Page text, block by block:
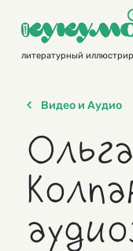
contentлитературный
Видео и Аудио
Ольга